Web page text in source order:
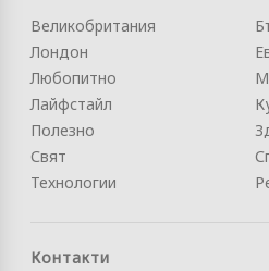
Великобритания
Лондон
Любопитно
Лайфстайл
Полезно
Свят
Технологии
Контакти